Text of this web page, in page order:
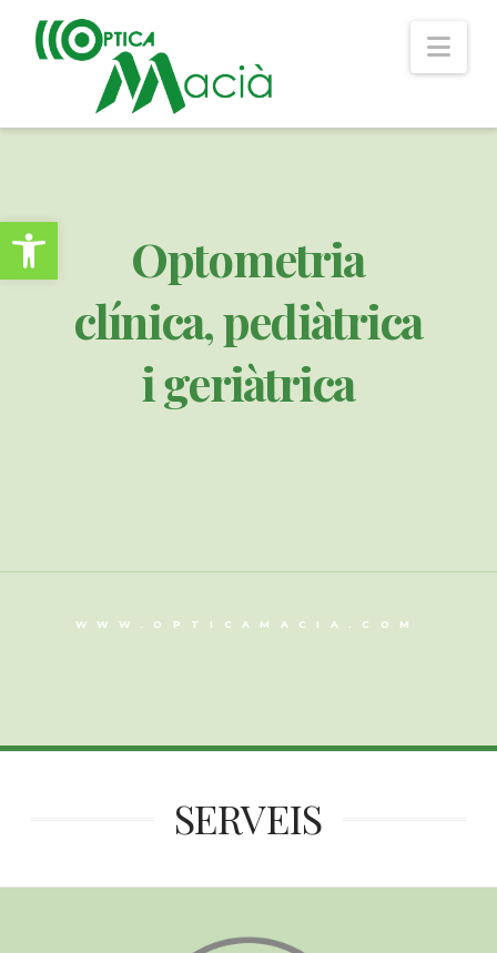
Obre la barra d'eines
Optometria
clínica, pediàtrica
i geriàtrica
WWW.OPTICAMACIA.COM
SERVEIS